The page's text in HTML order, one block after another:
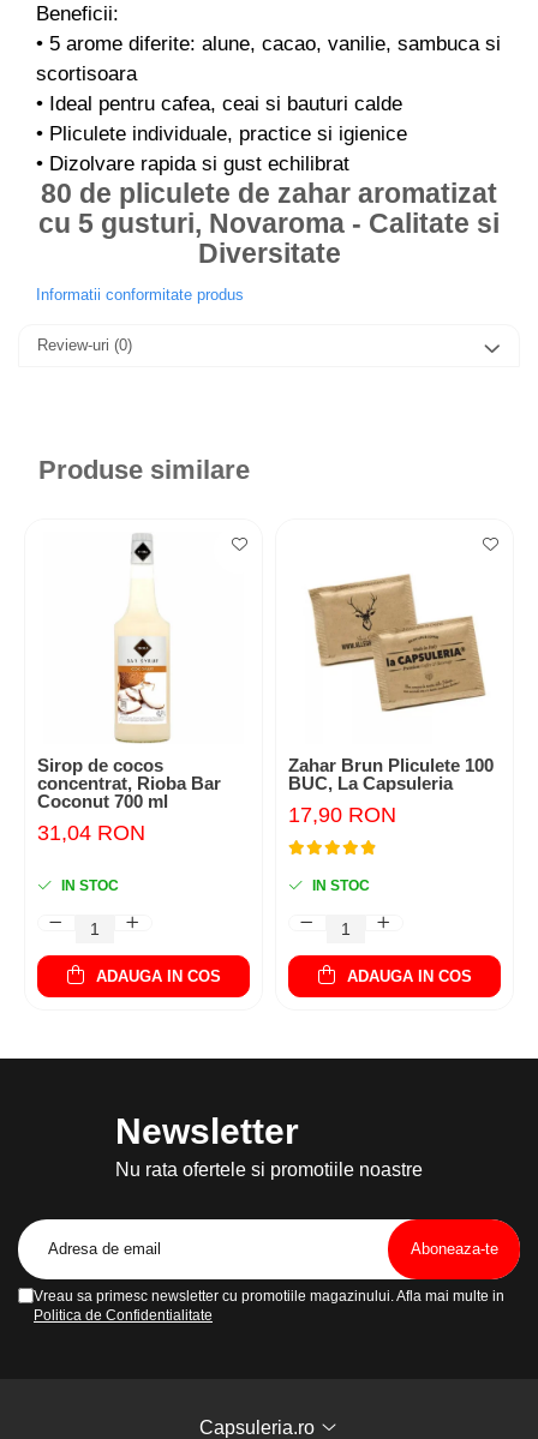
Beneficii:
• 5 arome diferite: alune, cacao, vanilie, sambuca si
scortisoara
• Ideal pentru cafea, ceai si bauturi calde
• Pliculete individuale, practice si igienice
• Dizolvare rapida si gust echilibrat
80 de pliculete de zahar aromatizat
cu 5 gusturi, Novaroma - Calitate si
Diversitate
Informatii conformitate produs
Review-uri (0)
Produse similare
Sirop de cocos
concentrat, Rioba Bar
Coconut 700 ml
31,04 RON
IN STOC
ADAUGA IN COS
Zahar Brun Pliculete 100
BUC, La Capsuleria
17,90 RON
IN STOC
ADAUGA IN COS
Newsletter
Nu rata ofertele si promotiile noastre
Vreau sa primesc newsletter cu promotiile magazinului. Afla mai multe in
Politica de Confidentialitate
Capsuleria.ro